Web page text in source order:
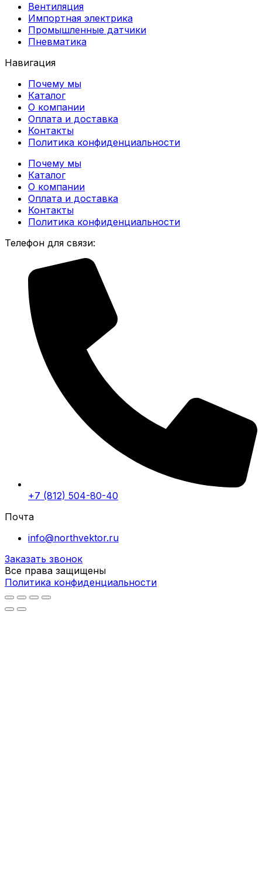
Вентиляция
Импортная электрика
Промышленные датчики
Пневматика
Навигация
Почему мы
Каталог
О компании
Оплата и доставка
Контакты
Политика конфиденциальности
Почему мы
Каталог
О компании
Оплата и доставка
Контакты
Политика конфиденциальности
Телефон для связи:
+7 (812) 504-80-40
Почта
info@northvektor.ru
Заказать звонок
Все права защищены
Политика конфиденциальности